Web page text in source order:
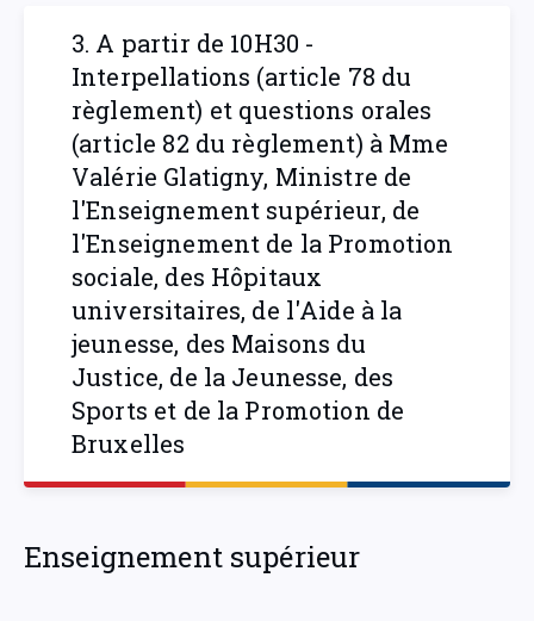
3. A partir de 10H30 -
Interpellations (article 78 du
règlement) et questions orales
(article 82 du règlement) à Mme
Valérie Glatigny, Ministre de
l'Enseignement supérieur, de
l'Enseignement de la Promotion
sociale, des Hôpitaux
universitaires, de l'Aide à la
jeunesse, des Maisons du
Justice, de la Jeunesse, des
Sports et de la Promotion de
Bruxelles
Enseignement supérieur